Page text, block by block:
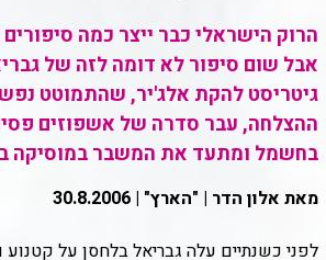
הרוק הישראלי כבר ייצר כמה
אבל שום סיפור לא דומה לזה של
גיטריסט להקת אלג'יר, שהתמוטט
ההצלחה, עבר סדרה של אשפוזים
בחשמל ומתעד את המשבר במוסיקה
מאת אלון הדר | "הארץ" | 30.8.2006
לפני כשנתיים עלה גבריאל בלחסן על